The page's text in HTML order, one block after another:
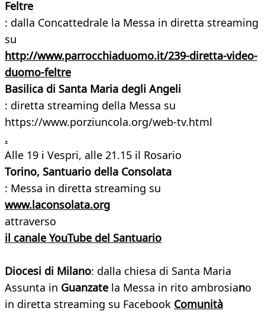
Feltre
: dalla Concattedrale la Messa in diretta streaming
su
http://www.parrocchiaduomo.it/239-diretta-video-
duomo-feltre
Basilica di Santa Maria degli Angeli
: diretta streaming della Messa su
https://www.porziuncola.org/web-tv.html
.
Alle 19 i Vespri, alle 21.15 il Rosario
Torino, Santuario della Consolata
: Messa in diretta streaming su
www.laconsolata.org
attraverso
il canale YouTube del Santuario
Diocesi di Milano: dalla chiesa di Santa Maria
Assunta in Guanzate la Messa in rito ambrosiano
in diretta streaming su Facebook Comunità